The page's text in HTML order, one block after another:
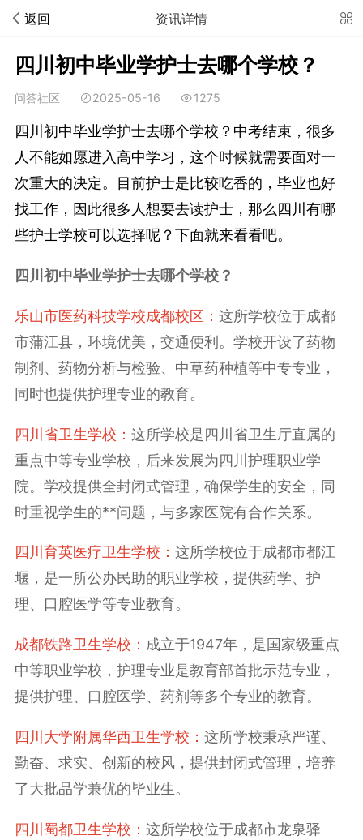
返回 资讯详情
四川初中毕业学护士去哪个学校？
问答社区 2025-05-16 1275
‌四川初中毕业学护士去哪个学校？中考结束，很多
人不能如愿进入高中学习，这个时候就需要面对一
次重大的决定。目前护士是比较吃香的，毕业也好
找工作，因此很多人想要去读护士，那么四川有哪
些护士学校可以选择呢？下面就来看看吧。
四川初中毕业学护士去哪个学校？
乐山市医药科技学校成都校区‌： 这所学校位于成都
市蒲江县，环境优美，交通便利。学校开设了药物
制剂、药物分析与检验、中草药种植等中专专业，
同时也提供护理专业的教育‌。
‌四川省卫生学校‌： 这所学校是四川省卫生厅直属的
重点中等专业学校，后来发展为四川护理职业学
院。学校提供全封闭式管理，确保学生的安全，同
时重视学生的**问题，与多家医院有合作关系‌。
‌四川育英医疗卫生学校‌： 这所学校位于成都市都江
堰，是一所公办民助的职业学校，提供药学、护
理、口腔医学等专业教育‌。
‌成都铁路卫生学校‌： 成立于1947年，是国家级重点
中等职业学校，护理专业是教育部首批示范专业，
提供护理、口腔医学、药剂等多个专业的教育‌。
‌四川大学附属华西卫生学校‌： 这所学校秉承严谨、
勤奋、求实、创新的校风，提供封闭式管理，培养
了大批品学兼优的毕业生‌。
‌四川蜀都卫生学校‌： 这所学校位于成都市龙泉驿